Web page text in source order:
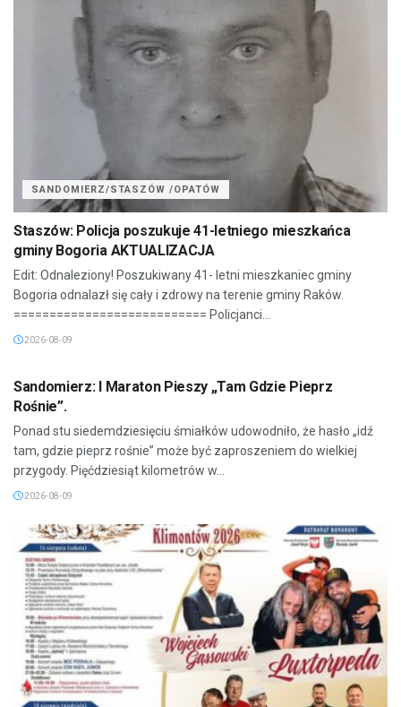
SANDOMIERZ/STASZÓW /OPATÓW
Staszów: Policja poszukuje 41-letniego mieszkańca
gminy Bogoria AKTUALIZACJA
Edit: Odnaleziony! Poszukiwany 41- letni mieszkaniec gminy
Bogoria odnalazł się cały i zdrowy na terenie gminy Raków.
=========================== Policjanci...
2026-08-09
SANDOMIERZ/STASZÓW /OPATÓW
Sandomierz: I Maraton Pieszy „Tam Gdzie Pieprz
Rośnie”.
Ponad stu siedemdziesięciu śmiałków udowodniło, że hasło „idź
tam, gdzie pieprz rośnie” może być zaproszeniem do wielkiej
przygody. Pięćdziesiąt kilometrów w...
2026-08-09